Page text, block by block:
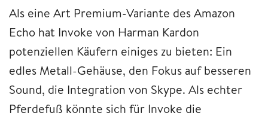
Als eine Art Premium-Variante des Amazon
Echo hat Invoke von Harman Kardon
potenziellen Käufern einiges zu bieten: Ein
edles Metall-Gehäuse, den Fokus auf besseren
Sound, die Integration von Skype. Als echter
Pferdefuß könnte sich für Invoke die